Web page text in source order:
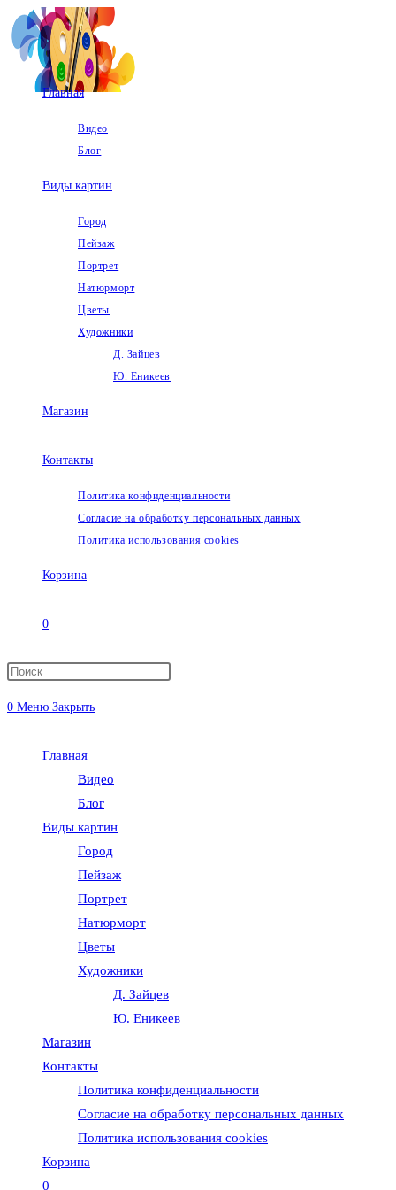
Перейти
к
содержимому
Главная
Видео
Блог
Виды картин
Город
Пейзаж
Портрет
Натюрморт
Цветы
Художники
Д. Зайцев
Ю. Еникеев
Магазин
Контакты
Политика конфиденциальности
Согласие на обработку персональных данных
Политика использования cookies
Корзина
0
Переключить
0 Меню Закрыть
Главная
Видео
Блог
Виды картин
Город
Пейзаж
Портрет
Натюрморт
Цветы
Художники
Д. Зайцев
Ю. Еникеев
Магазин
Контакты
Политика конфиденциальности
Согласие на обработку персональных данных
Политика использования cookies
Корзина
0